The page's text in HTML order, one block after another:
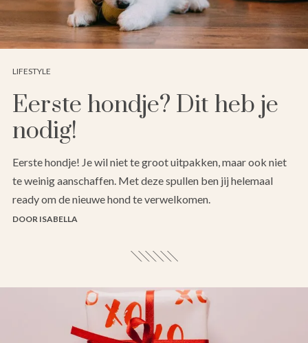
LIFESTYLE
Eerste hondje? Dit heb je
nodig!
Eerste hondje! Je wil niet te groot uitpakken, maar ook niet
te weinig aanschaffen. Met deze spullen ben jij helemaal
ready om de nieuwe hond te verwelkomen.
DOOR ISABELLA